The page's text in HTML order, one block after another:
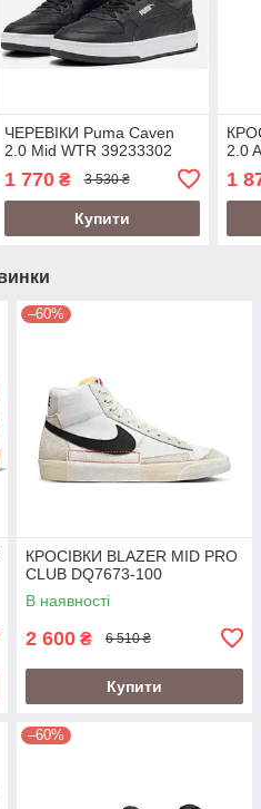
ЧЕРЕВІКИ Puma Caven
2.0 Mid WTR 39233302
1 770₴ 3 530 ₴
Купити
2.0
1
–60%
КРОСІВКИ BLAZER MID PRO
CLUB DQ7673-100
В наявності
2 600 ₴ 6 510 ₴
Купити
–60%